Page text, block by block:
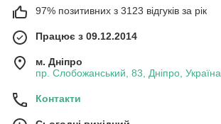
97% позитивних з 3123 відгуків за рік
Працює з 09.12.2014
м. Дніпро
пр. Слобожанський, 83, Дніпро, Україна
Контакти